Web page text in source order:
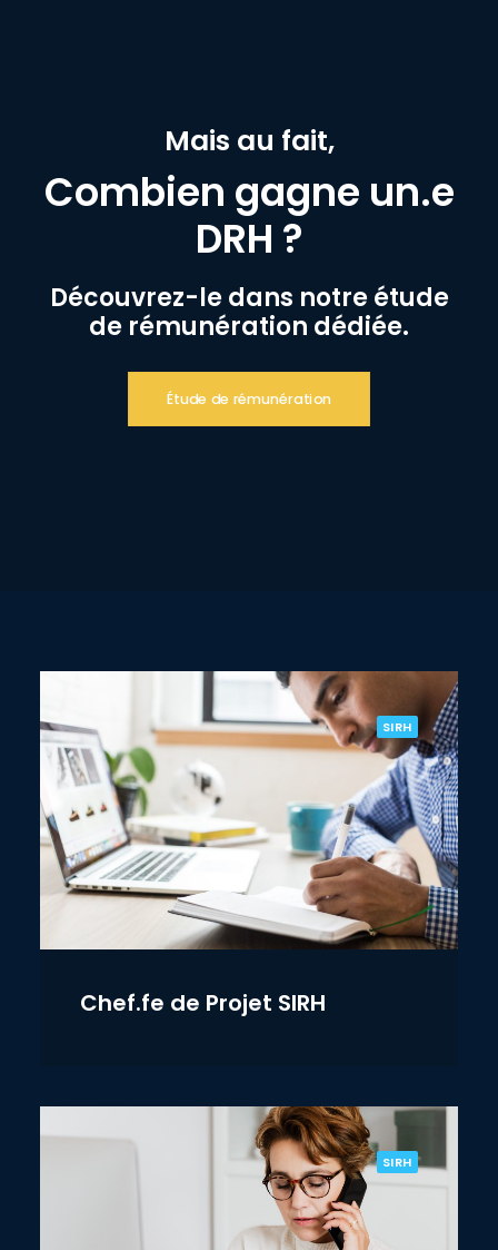
Mais au fait,
Combien gagne un.e
DRH ?
Découvrez-le dans notre étude
de rémunération dédiée.
Étude de rémunération
SIRH
Chef.fe de Projet SIRH
SIRH